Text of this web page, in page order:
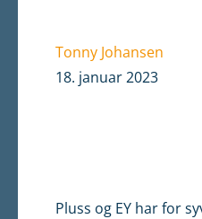
Tonny Johansen
18. januar 2023
Pluss og EY har for